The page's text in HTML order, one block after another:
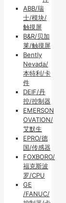
ABB/瑞
士/模块/
触摸屏
B&R/贝加
莱/触摸屏
Bently
Nevada/
本特利/卡
件
DEIF/丹
控/控制器
EMERSON
OVATION/
艾默生
EPRO/德
国/传感器
FOXBORO/
福克斯波
罗/CPU
GE
/FANUC/